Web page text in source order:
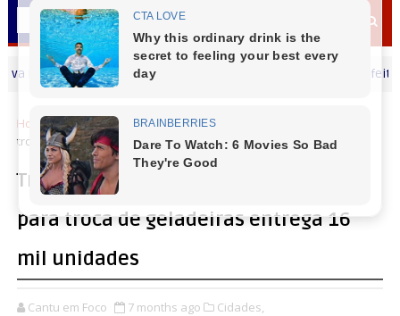
- Secretário municipal de Educação e o vice-prefeito
Home Cidades
Trocou, Economizou: projeto da Copel para
troca de geladeiras entrega 16 mil unidades
Trocou, Economizou: projeto da Copel
para troca de geladeiras entrega 16
mil unidades
Cantu em Foco 7 months ago Cidades,